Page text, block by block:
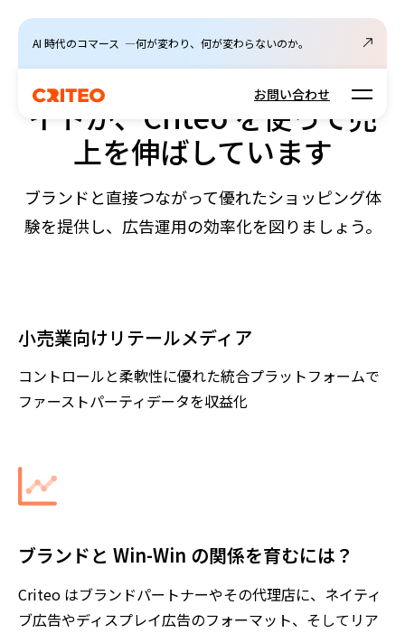
AI 時代のコマース ―何が変わり、何が変わらないのか。
お問い合わせ Open
小売業のお客様へ
世界トップレベルの小売サ
イトが、Criteo を使って売
上を伸ばしています
ブランドと直接つながって優れたショッピング体
験を提供し、広告運用の効率化を図りましょう。
小売業向けリテールメディア
コントロールと柔軟性に優れた統合プラットフォームで
ファーストパーティデータを収益化
ブランドと Win-Win の関係を育むには？
Criteo はブランドパートナーやその代理店に、ネイティ
ブ広告やディスプレイ広告のフォーマット、そしてリア